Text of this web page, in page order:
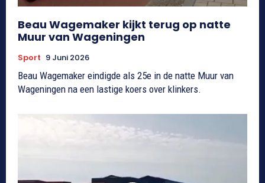
Beau Wagemaker kijkt terug op natte
Muur van Wageningen
Sport 9 Juni 2026
Beau Wagemaker eindigde als 25e in de natte Muur van
Wageningen na een lastige koers over klinkers.